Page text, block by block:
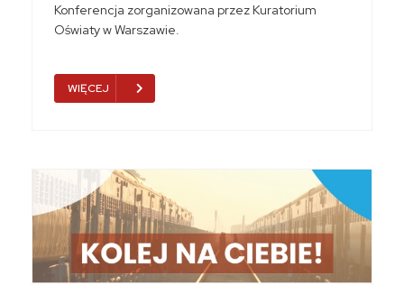
Konferencja zorganizowana przez Kuratorium
Oświaty w Warszawie.
WIĘCEJ